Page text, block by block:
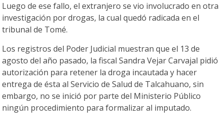
Luego de ese fallo, el extranjero se vio involucrado en otra
investigación por drogas, la cual quedó radicada en el
tribunal de Tomé.
Los registros del Poder Judicial muestran que el 13 de
agosto del año pasado, la fiscal Sandra Vejar Carvajal pidió
autorización para retener la droga incautada y hacer
entrega de ésta al Servicio de Salud de Talcahuano, sin
embargo, no se inició por parte del Ministerio Público
ningún procedimiento para formalizar al imputado.